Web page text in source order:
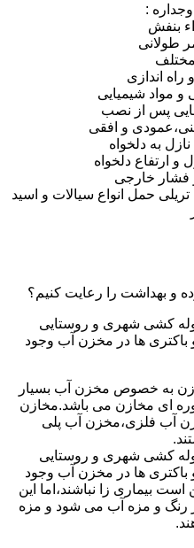
:
بنفش
طولانی
اندازی
و مواد شیمیایی
جایی پس از نصب
و افقی
به دلخواه
ارتفاع دلخواه
فشار خارجی
حمل انواع سیالات و اسید
و بهداشت را رعایت کنیم؟
کشی شهری و روستایی
ها در مخزن آب وجود
به خصوص مخزن آب بسیار
ای مخازن می باشد.مخازن
آب فلزی،مخزن آب پلی
کشی شهری و روستایی
ها در مخزن آب وجود
بیماری زا نباشند،اما این
رنگ و مزه آب می شود و مزه